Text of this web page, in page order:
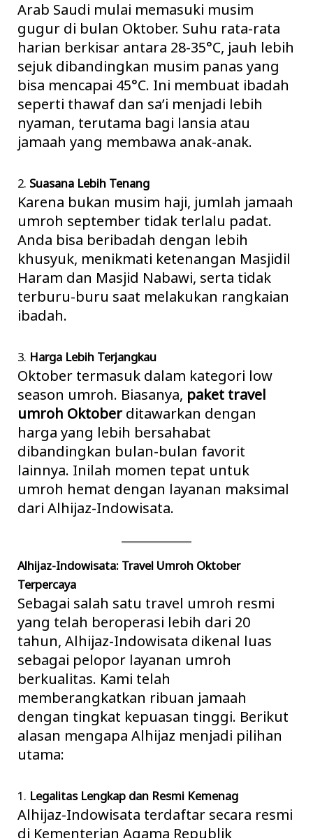
Arab Saudi mulai memasuki musim
gugur di bulan Oktober. Suhu rata-rata
harian berkisar antara 28-35°C, jauh lebih
sejuk dibandingkan musim panas yang
bisa mencapai 45°C. Ini membuat ibadah
seperti thawaf dan sa’i menjadi lebih
nyaman, terutama bagi lansia atau
jamaah yang membawa anak-anak.
2. Suasana Lebih Tenang
Karena bukan musim haji, jumlah jamaah
umroh september tidak terlalu padat.
Anda bisa beribadah dengan lebih
khusyuk, menikmati ketenangan Masjidil
Haram dan Masjid Nabawi, serta tidak
terburu-buru saat melakukan rangkaian
ibadah.
3. Harga Lebih Terjangkau
Oktober termasuk dalam kategori low
season umroh. Biasanya, paket travel
umroh Oktober ditawarkan dengan
harga yang lebih bersahabat
dibandingkan bulan-bulan favorit
lainnya. Inilah momen tepat untuk
umroh hemat dengan layanan maksimal
dari Alhijaz-Indowisata.
Alhijaz-Indowisata: Travel Umroh Oktober
Terpercaya
Sebagai salah satu travel umroh resmi
yang telah beroperasi lebih dari 20
tahun, Alhijaz-Indowisata dikenal luas
sebagai pelopor layanan umroh
berkualitas. Kami telah
memberangkatkan ribuan jamaah
dengan tingkat kepuasan tinggi. Berikut
alasan mengapa Alhijaz menjadi pilihan
utama:
1. Legalitas Lengkap dan Resmi Kemenag
Alhijaz-Indowisata terdaftar secara resmi